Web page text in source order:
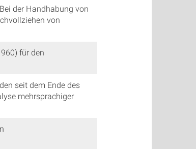
der Handhabung von
von
für den
seit dem Ende des
mehrsprachiger